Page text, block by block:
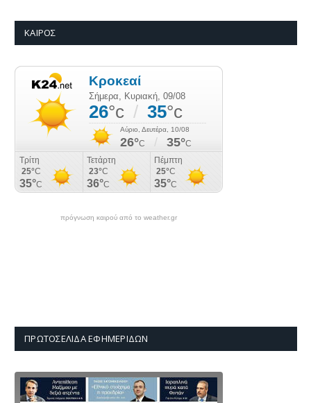
ΚΑΙΡΌΣ
πρόγνωση καιρού από το weather.gr
ΠΡΩΤΟΣΈΛΙΔΑ ΕΦΗΜΕΡΊΔΩΝ